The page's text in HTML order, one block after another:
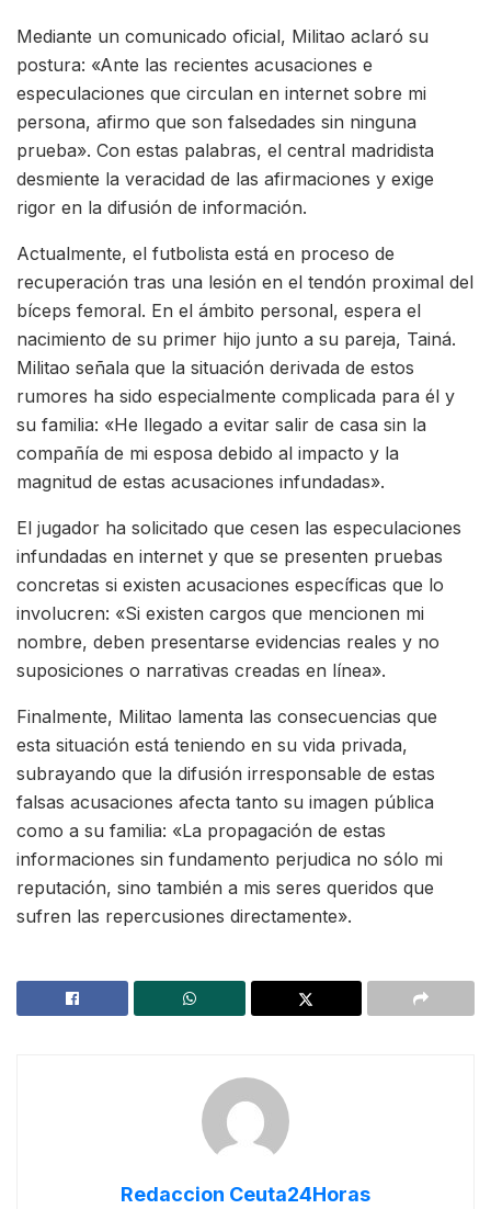
Mediante un comunicado oficial, Militao aclaró su
postura: «Ante las recientes acusaciones e
especulaciones que circulan en internet sobre mi
persona, afirmo que son falsedades sin ninguna
prueba». Con estas palabras, el central madridista
desmiente la veracidad de las afirmaciones y exige
rigor en la difusión de información.
Actualmente, el futbolista está en proceso de
recuperación tras una lesión en el tendón proximal del
bíceps femoral. En el ámbito personal, espera el
nacimiento de su primer hijo junto a su pareja, Tainá.
Militao señala que la situación derivada de estos
rumores ha sido especialmente complicada para él y
su familia: «He llegado a evitar salir de casa sin la
compañía de mi esposa debido al impacto y la
magnitud de estas acusaciones infundadas».
El jugador ha solicitado que cesen las especulaciones
infundadas en internet y que se presenten pruebas
concretas si existen acusaciones específicas que lo
involucren: «Si existen cargos que mencionen mi
nombre, deben presentarse evidencias reales y no
suposiciones o narrativas creadas en línea».
Finalmente, Militao lamenta las consecuencias que
esta situación está teniendo en su vida privada,
subrayando que la difusión irresponsable de estas
falsas acusaciones afecta tanto su imagen pública
como a su familia: «La propagación de estas
informaciones sin fundamento perjudica no sólo mi
reputación, sino también a mis seres queridos que
sufren las repercusiones directamente».
Redaccion Ceuta24Horas